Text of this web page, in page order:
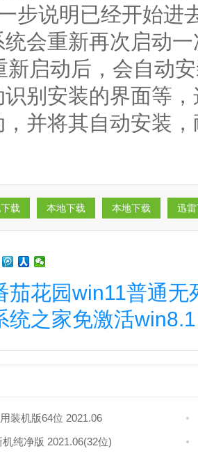
步说明已经开始进
会重新再次启动一
新启动后，会自动
别安装的界面等
并将其自动安装
载 本地下载 本地下载 迅
茄花园win11普通
统之家免激活
装机版64位 2021.06
纯净版 2021.06(32位)